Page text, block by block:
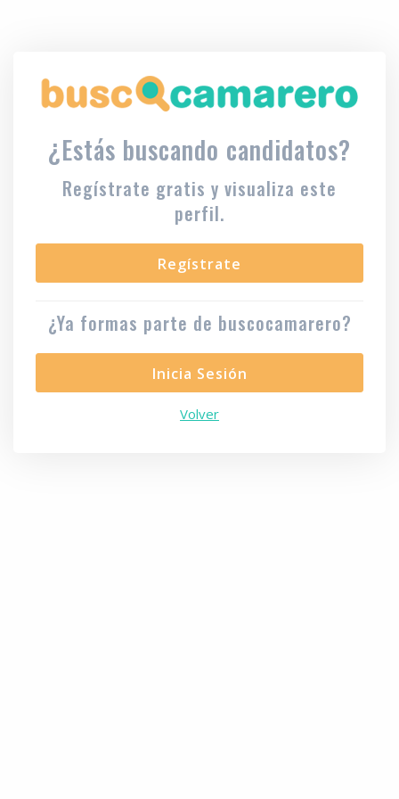
¿Estás buscando candidatos?
Regístrate gratis y visualiza este
perfil.
Regístrate
¿Ya formas parte de buscocamarero?
Inicia Sesión
Volver